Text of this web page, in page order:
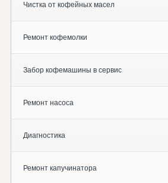
Чистка от кофейных масел
Ремонт кофемолки
Забор кофемашины в сервис
Ремонт насоса
Диагностика
Ремонт капучинатора